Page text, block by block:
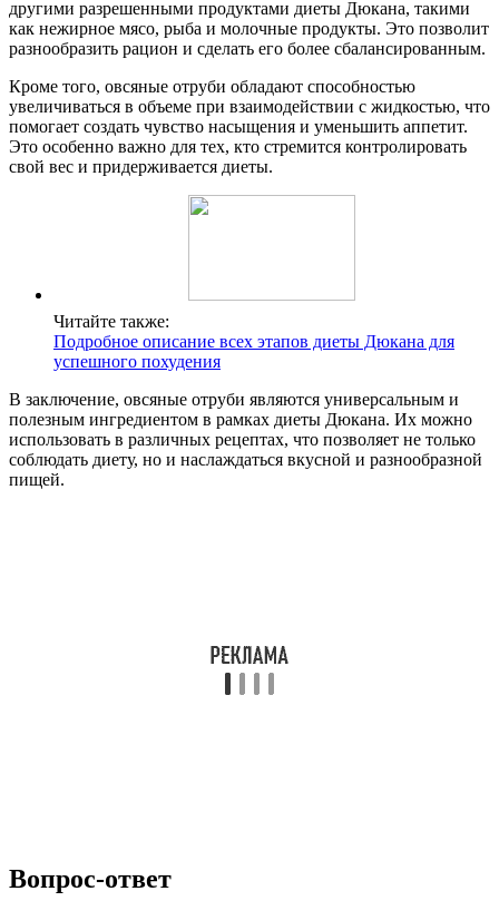
другими разрешенными продуктами диеты Дюкана, такими
как нежирное мясо, рыба и молочные продукты. Это позволит
разнообразить рацион и сделать его более сбалансированным.
Кроме того, овсяные отруби обладают способностью
увеличиваться в объеме при взаимодействии с жидкостью, что
помогает создать чувство насыщения и уменьшить аппетит.
Это особенно важно для тех, кто стремится контролировать
свой вес и придерживается диеты.
Читайте также:
Подробное описание всех этапов диеты Дюкана для
успешного похудения
В заключение, овсяные отруби являются универсальным и
полезным ингредиентом в рамках диеты Дюкана. Их можно
использовать в различных рецептах, что позволяет не только
соблюдать диету, но и наслаждаться вкусной и разнообразной
пищей.
Вопрос-ответ